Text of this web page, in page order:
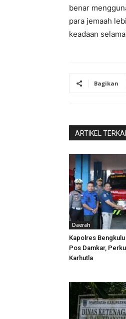
benar
para jemaah
keadaan
Bagikan
ARTIKEL
Daerah
Kapolres
Pos Damkar,
Karhutla